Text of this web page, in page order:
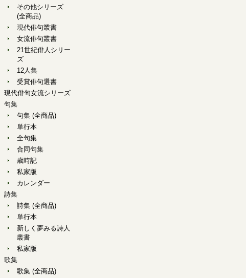
その他シリーズ
(全商品)
現代俳句叢書
女流俳句叢書
21世紀俳人シリー
ズ
12人集
受賞俳句選書
現代俳句女流シリーズ
句集
句集 (全商品)
単行本
全句集
合同句集
歳時記
私家版
カレンダー
詩集
詩集 (全商品)
単行本
新しく夢みる詩人
叢書
私家版
歌集
歌集 (全商品)